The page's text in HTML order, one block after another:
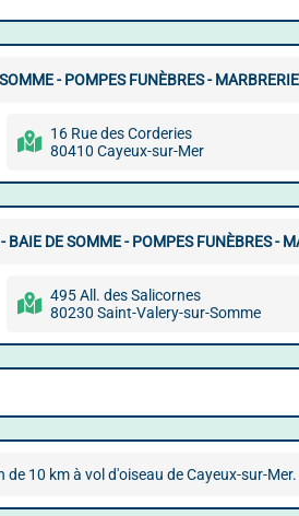
- POMPES FUNÈBRES - MARBRERIE
16 Rue des Corderies
80410 Cayeux-sur-Mer
DE SOMME - POMPES FUNÈBRES -
495 All. des Salicornes
80230 Saint-Valery-sur-Somme
10 km à vol d'oiseau de Cayeux-sur-Mer.